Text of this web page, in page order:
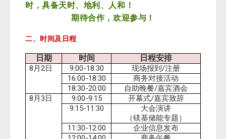
时，具备天时、地利、人和！
期待合作，欢迎参与！
二、时间及日程
日期 时间 日程安排
8 月 2日 9:00-18:30 现场报到 /注册
16:00-18:30 商务对接活动
18:30-20:00 自助晚餐/嘉宾酒会
8 月 3 日 9:00-9:15 开幕式/嘉宾致辞
9:15-11:30
大会演讲
（镁基储能专题）
11:30-12:00 企业信息发布